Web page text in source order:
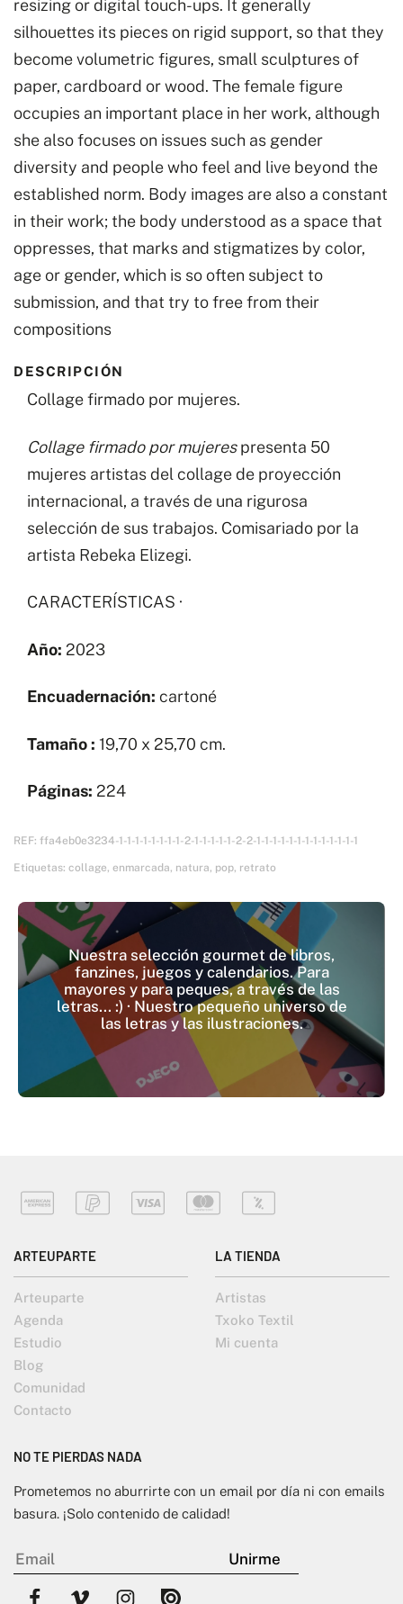
resizing or digital touch-ups. It generally
silhouettes its pieces on rigid support, so that they
become volumetric figures, small sculptures of
paper, cardboard or wood. The female figure
occupies an important place in her work, although
she also focuses on issues such as gender
diversity and people who feel and live beyond the
established norm. Body images are also a constant
in their work; the body understood as a space that
oppresses, that marks and stigmatizes by color,
age or gender, which is so often subject to
submission, and that try to free from their
compositions
DESCRIPCIÓN
Collage firmado por mujeres.
Collage firmado por mujerespresenta 50
mujeres artistas del collage de proyección
internacional, a través de una rigurosa
selección de sus trabajos. Comisariado por la
artista Rebeka Elizegi.
CARACTERÍSTICAS ·
Año: 2023
Encuadernación: cartoné
Tamaño : 19,70 x 25,70 cm.
Páginas: 224
REF: ffa4eb0e3234-1-1-1-1-1-1-1-1-2-1-1-1-1-1-2-2-1-1-1-1-1-1-1-1-1-1-1-1-1
Etiquetas: collage, enmarcada, natura, pop, retrato
Nuestra selección gourmet de libros,
fanzines, juegos y calendarios. Para
mayores y para peques, a través de las
letras... :) · Nuestro pequeño universo de
las letras y las ilustraciones.
ARTEUPARTE
Arteuparte
Agenda
Estudio
Blog
Comunidad
Contacto
LA TIENDA
Artistas
Txoko Textil
Mi cuenta
NO TE PIERDAS NADA
Prometemos no aburrirte con un email por día ni con emails
basura. ¡Solo contenido de calidad!